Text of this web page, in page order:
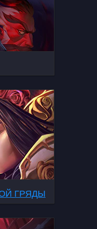
ГРЯДЫ